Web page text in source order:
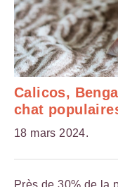
Calicos,
chat
18 mars 2024.